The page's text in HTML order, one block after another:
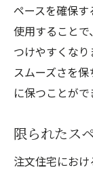
ペースを確保
使用すること
つけやすくな
スムーズさを
に保つことがで
限られたス
注文住宅におけ